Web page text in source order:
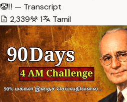
🤡‼️ — Transcript
2,339
1 Tamil